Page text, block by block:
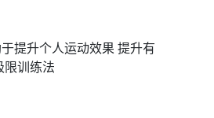
提升个人运动效果 提升有
限训练法